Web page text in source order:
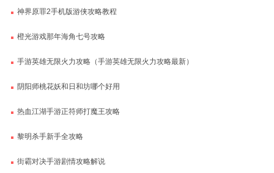
神界原罪2手机版游侠攻略教程
橙光游戏那年海角七号攻略
手游英雄无限火力攻略（手游英雄无限火力攻略最新）
阴阳师桃花妖和日和坊哪个好用
热血江湖手游正符师打魔王攻略
黎明杀手新手全攻略
街霸对决手游剧情攻略解说